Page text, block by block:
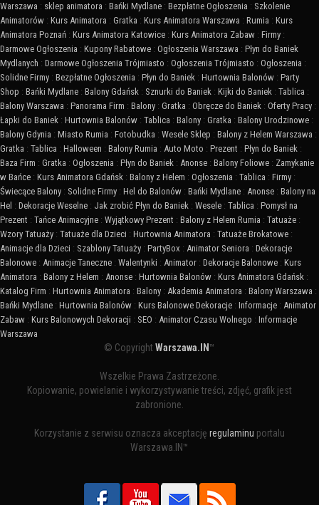
Warszawa : sklep animatora : Bańki Mydlane : Bezpłatne Ogłoszenia : Szkolenie
Animatorów : Kurs Animatora : Gratka : Kurs Animatora Warszawa : Rumia : Kurs
Animatora Poznań : Kurs Animatora Katowice : Kurs Animatora Zabaw : Firmy :
Darmowe Ogłoszenia : Kupony Rabatowe : Ogłoszenia Warszawa : Płyn do Baniek
Mydlanych : Darmowe Ogłoszenia Trójmiasto : Ogłoszenia Trójmiasto : Ogłoszenia :
Solidne Firmy : Bezpłatne Ogłoszenia : Płyn do Baniek : Hurtownia Balonów : Party
Shop : Bańki Mydlane : Balony Gdańsk : Sznurki do Baniek : Kijki do Baniek : Tablica :
Balony Warszawa : Panorama Firm : Balony : Gratka : Obręcze do Baniek : Oferty Pracy :
Łapki do Baniek : Hurtownia Balonów : Tablica : Balony : Gratka : Balony Urodzinowe :
Balony Gdynia : Miasto Rumia : Fotobudka : Wesele Sklep : Balony z Helem Warszawa :
Gratka : Tablica : Halloween : Balony Rumia : Auto Moto : Prezent : Płyn do Baniek :
Baza Firm : Gratka : Ogłoszenia : Płyn do Baniek : Anonse : Balony Foliowe : Zamykanie
w Bańce : Kurs Animatora Gdańsk : Balony z Helem : Ogłoszenia : Tablica : Firmy :
Świecące Balony : Solidne Firmy : Hel do Balonów : Bańki Mydlane : Anonse : Balony na
Hel : Dekoracje Weselne : Jak zrobić Płyn do Baniek : Wesele : Tablica : Pomysł na
Prezent : Tańce Animacyjne : Wyjątkowy Prezent : Balony z Helem Rumia : Tatuaże :
Wzory Tatuaży : Tatuaże dla Dzieci : Hurtownia Animatora : Tatuaże Brokatowe :
Animacje dla Dzieci : Szablony Tatuaży : PartyBox : Animator Seniora : Dekoracje
Balonowe : Animacje Taneczne : Walentynki : Animator : Dekoracje Balonowe : Kurs
Animatora : Balony z Helem : Anonse : Hurtownia Balonów : Kurs Animatora Gdańsk :
Katalog Firm : Hurtownia Animatora : Balony : Akademia Animatora : Balony Warszawa :
Bańki Mydlane : Hurtownia Balonów : Kurs Balonowe Dekoracje : Informacje : Animator
Zabaw : Kurs Balonowych Dekoracji : SEO : Animator Czasu Wolnego : Informacje
Warszawa
© CopyrightWarszawa.IN ™
Wszelkie Prawa Zastrzeżone.
Kopiowanie, powielanie i wykorzystywanie treści, zdjęć, grafik jest
zabronione.
Korzystanie z serwisu oznacza akceptację regulaminu portalu
Warszawa.IN™